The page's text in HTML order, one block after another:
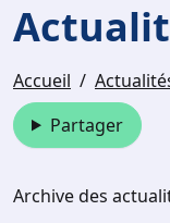
Accueil
Partager
Archive des